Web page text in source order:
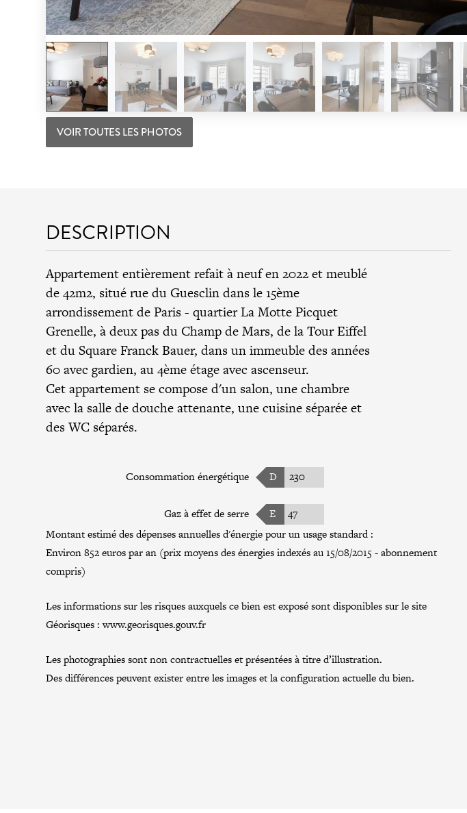
VOIR TOUTES LES PHOTOS
DESCRIPTION
Appartement entièrement refait à neuf en 2022 et meublé
de 42m2, situé rue du Guesclin dans le 15ème
arrondissement de Paris - quartier La Motte Picquet
Grenelle, à deux pas du Champ de Mars, de la Tour Eiffel
et du Square Franck Bauer, dans un immeuble des années
60 avec gardien, au 4ème étage avec ascenseur.
Cet appartement se compose d'un salon, une chambre
avec la salle de douche attenante, une cuisine séparée et
des WC séparés.
Consommation énergétique D 230
Gaz à effet de serre E
47
Montant estimé des dépenses annuelles d'énergie pour un usage standard :
Environ 852 euros par an (prix moyens des énergies indexés au 15/08/2015 - abonnement
compris)
Les informations sur les risques auxquels ce bien est exposé sont disponibles sur le site
Géorisques :www.georisques.gouv.fr
Les photographies sont non contractuelles et présentées à titre d’illustration.
Des différences peuvent exister entre les images et la configuration actuelle du bien.